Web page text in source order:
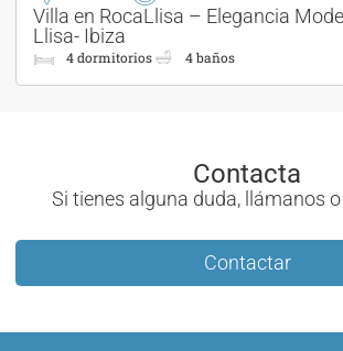
Villa en RocaLlisa – Elegancia
Llisa- Ibiza
4 dormitorios 4 baños
Contacta
Si tienes alguna duda, llámanos
Contactar